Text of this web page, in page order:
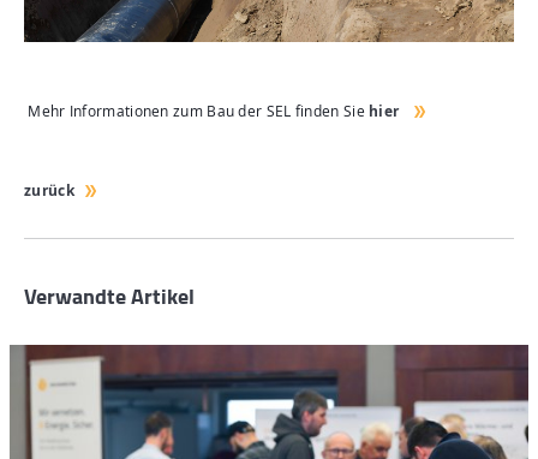
Mehr Informationen zum Bau der SEL finden Sie hier
zurück
Verwandte Artikel